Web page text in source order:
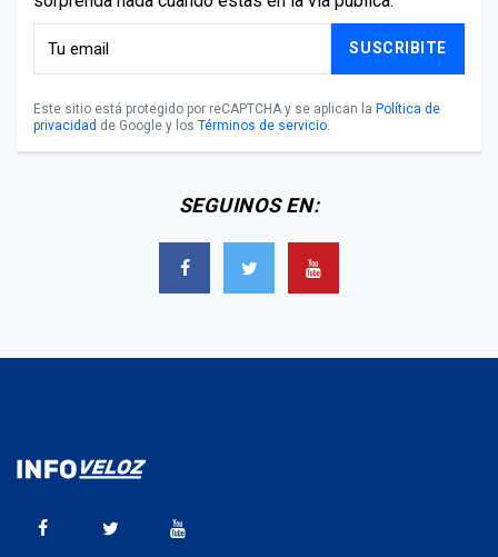
SUSCRIBITE
Este sitio está protegido por reCAPTCHA y se aplican la Política de
privacidad de Google y los Términos de servicio.
SEGUINOS EN: